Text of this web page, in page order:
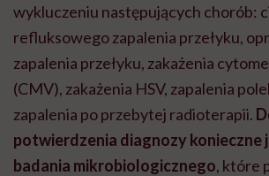
wykluczeniu następujących chorób:
refluksowego zapalenia przełyku,
zapalenia przełyku, zakażenia
(CMV), zakażenia HSV, zapalenia
zapalenia po przebytej radioterapii.
potwierdzenia diagnozy konieczne
badania mikrobiologicznego, które